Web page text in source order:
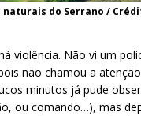
do Serrano /
violência. Não vi um
não chamou a
minutos já pude
ou comando…), mas